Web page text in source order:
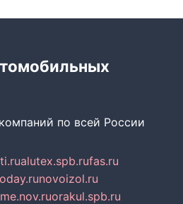
по всей России
alutex.spb.rufas.ru
novoizol.ru
orakul.spb.ru